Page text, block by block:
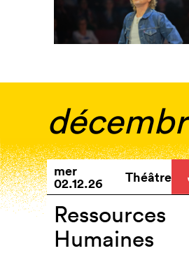
mer
02.12.26 Théâtre
Ressources
Humaines